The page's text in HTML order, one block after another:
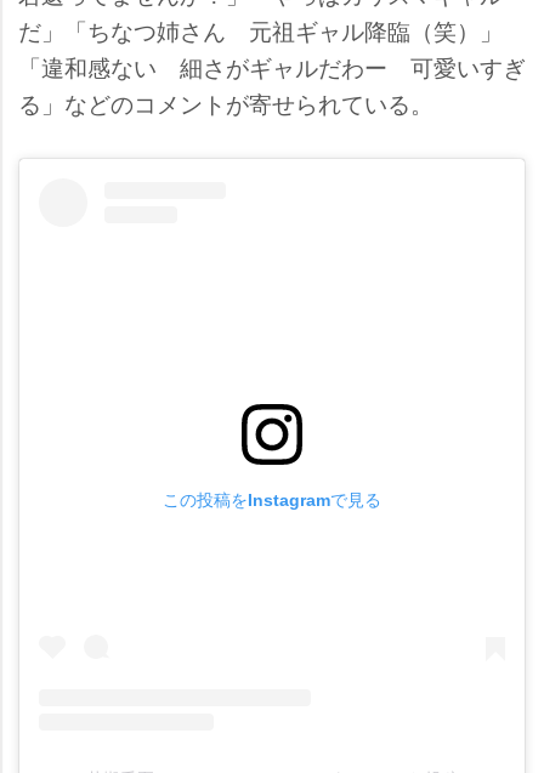
だ」「ちなつ姉さん 元祖ギャル降臨（笑）」
「違和感ない 細さがギャルだわー 可愛いすぎ
る」などのコメントが寄せられている。
この投稿をInstagramで見る